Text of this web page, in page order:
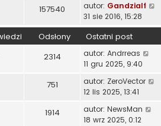
157540 autor: Gandzialf
31 sie 2016, 15:28
Odsłony Ostatni post
2314 autor: Andrreas
11 gru 2025, 9:40
751 autor: ZeroVector
12 lis 2025, 13:41
1914 autor: NewsMan
18 wrz 2025, 0:12